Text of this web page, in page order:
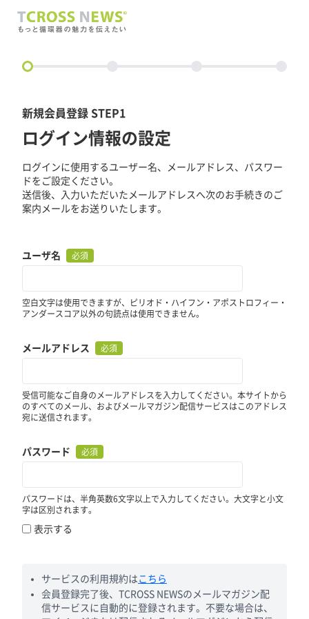
circle
新規会員登録 STEP1
ログイン情報の設定
ログインに使用するユーザー名、メールアドレス、パスワー
ドをご設定ください。
送信後、入力いただいたメールアドレスへ次のお手続きのご
案内メールをお送りいたします。
ユーザ名 必須
空白文字は使用できますが、ピリオド・ハイフン・アポストロフィー・
アンダースコア以外の句読点は使用できません。
メールアドレス 必須
受信可能なご自身のメールアドレスを入力してください。本サイトから
のすべてのメール、およびメールマガジン配信サービスはこのアドレス
宛に送信されます。
パスワード 必須
パスワードは、半角英数6文字以上で入力してください。大文字と小文
字は区別されます。
表示する
サービスの利用規約は こちら
会員登録完了後、TCROSS NEWSのメールマガジン配
信サービスに自動的に登録されます。不要な場合は、